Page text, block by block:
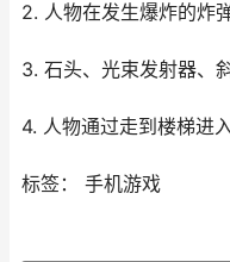
2. 人物在发生爆炸的炸
3. 石头、光束发射器、
4. 人物通过走到楼梯进
标签： 手机游戏